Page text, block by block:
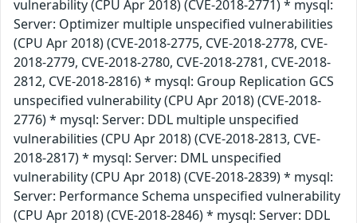
vulnerability (CPU Apr 2018) (CVE-2018-2771) * mysql:
Server: Optimizer multiple unspecified vulnerabilities
(CPU Apr 2018) (CVE-2018-2775, CVE-2018-2778, CVE-
2018-2779, CVE-2018-2780, CVE-2018-2781, CVE-2018-
2812, CVE-2018-2816) * mysql: Group Replication GCS
unspecified vulnerability (CPU Apr 2018) (CVE-2018-
2776) * mysql: Server: DDL multiple unspecified
vulnerabilities (CPU Apr 2018) (CVE-2018-2813, CVE-
2018-2817) * mysql: Server: DML unspecified
vulnerability (CPU Apr 2018) (CVE-2018-2839) * mysql:
Server: Performance Schema unspecified vulnerability
(CPU Apr 2018) (CVE-2018-2846) * mysql: Server: DDL